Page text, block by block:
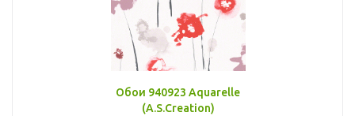
Обои 940923 Aquarelle
(A.S.Creation)